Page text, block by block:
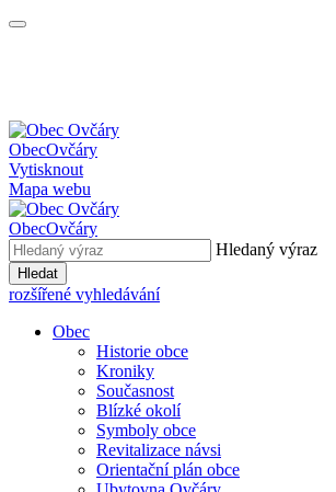
ObecOvčáry
Vytisknout
Mapa webu
ObecOvčáry
Hledaný výraz
Hledat
rozšířené vyhledávání
Obec
Historie obce
Kroniky
Současnost
Blízké okolí
Symboly obce
Revitalizace návsi
Orientační plán obce